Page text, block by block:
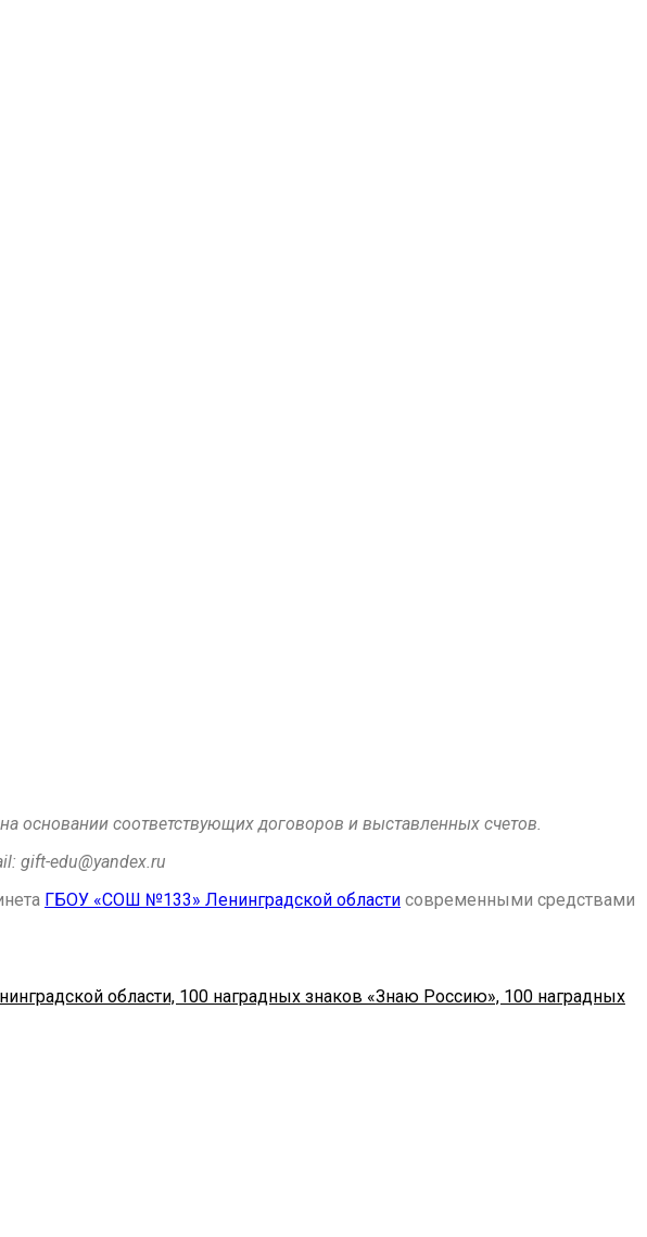
основании соответствующих договоров и выставленных счетов.
gift-edu@yandex.ru
ГБОУ «СОШ №133» Ленинградской области современными средствами
области, 100 наградных знаков «Знаю Россию», 100 наградных